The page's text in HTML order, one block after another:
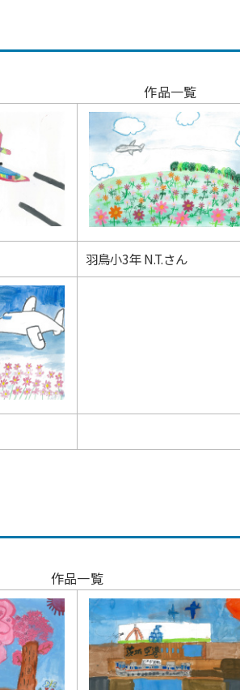
作品一覧
羽鳥小3年 N.T.さん
作品一覧